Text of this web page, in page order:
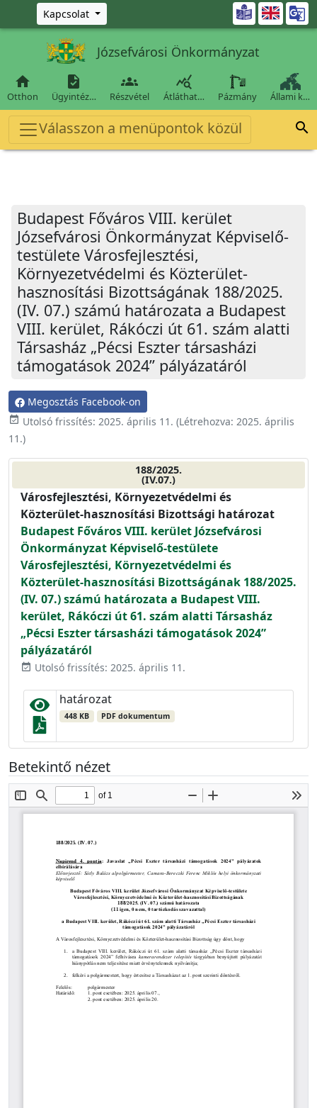
Ugrás a fő tartalomra
Kapcsolat 
Józsefvárosi Önkormányzat

Otthon

Ügyintéz…

Részvétel

Átláthat… Pázmány Állami k…
Válasszon a menüpontok közül 
Budapest Főváros VIII. kerület
Józsefvárosi Önkormányzat Képviselő-
testülete Városfejlesztési,
Környezetvédelmi és Közterület-
hasznosítási Bizottságának 188/2025.
(IV. 07.) számú határozata a Budapest
VIII. kerület, Rákóczi út 61. szám alatti
Társasház „Pécsi Eszter társasházi
támogatások 2024” pályázatáról
Megosztás Facebook-on
event_available Utolsó frissítés: 2025. április 11. (Létrehozva: 2025. április
11.)
188/2025.
(IV.07.)
Városfejlesztési, Környezetvédelmi és
Közterület-hasznosítási Bizottsági határozat
Budapest Főváros VIII. kerület Józsefvárosi
Önkormányzat Képviselő-testülete
Városfejlesztési, Környezetvédelmi és
Közterület-hasznosítási Bizottságának 188/2025.
(IV. 07.) számú határozata a Budapest VIII.
kerület, Rákóczi út 61. szám alatti Társasház
„Pécsi Eszter társasházi támogatások 2024”
pályázatáról
event_available Utolsó frissítés: 2025. április 11.
határozat
448 KB PDF dokumentum
Betekintő nézet